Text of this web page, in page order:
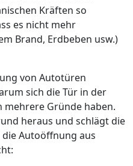
Kräften so
es nicht mehr
Brand, Erdbeben usw.)
von Autotüren
sich die Tür in der
mehrere Gründe haben.
heraus und schlägt die
Autoöffnung aus